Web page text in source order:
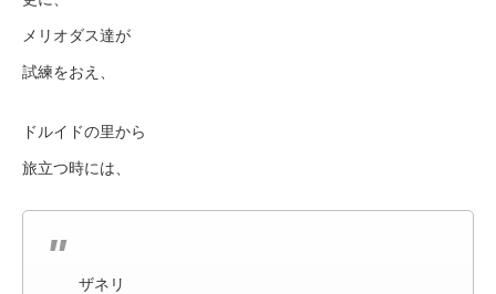
メリオダス達が
試練をおえ、
ドルイドの里から
旅立つ時には、
ザネリ